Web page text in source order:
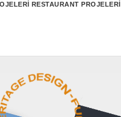
RESTAURANT PROJELERİ